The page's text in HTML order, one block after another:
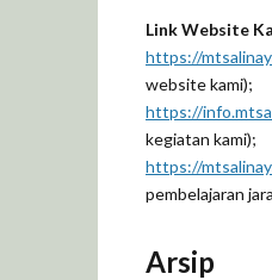
Link Website
https://
website kami);
https://
kegiatan kami);
https://
pembelajaran
Arsip